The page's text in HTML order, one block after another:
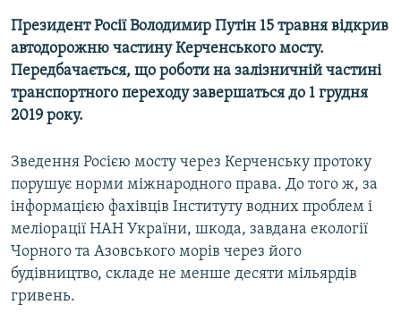
Усі сайти RFE/RL
Президент Росії Володимир Путін 15 травня відкрив
автодорожню частину Керченського мосту.
Передбачається, що роботи на залізничній частині
транспортного переходу завершаться до 1 грудня
2019 року.
Зведення Росією мосту через Керченську протоку
порушує норми міжнародного права. До того ж, за
інформацією фахівців Інституту водних проблем і
меліорації НАН України, шкода, завдана екології
Чорного та Азовського морів через його
будівництво, складе не менше десяти мільярдів
гривень.